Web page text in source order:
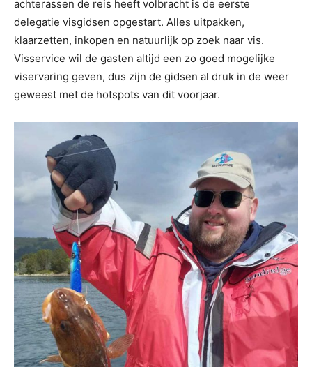
achterassen de reis heeft volbracht is de eerste
delegatie visgidsen opgestart. Alles uitpakken,
klaarzetten, inkopen en natuurlijk op zoek naar vis.
Visservice wil de gasten altijd een zo goed mogelijke
viservaring geven, dus zijn de gidsen al druk in de weer
geweest met de hotspots van dit voorjaar.